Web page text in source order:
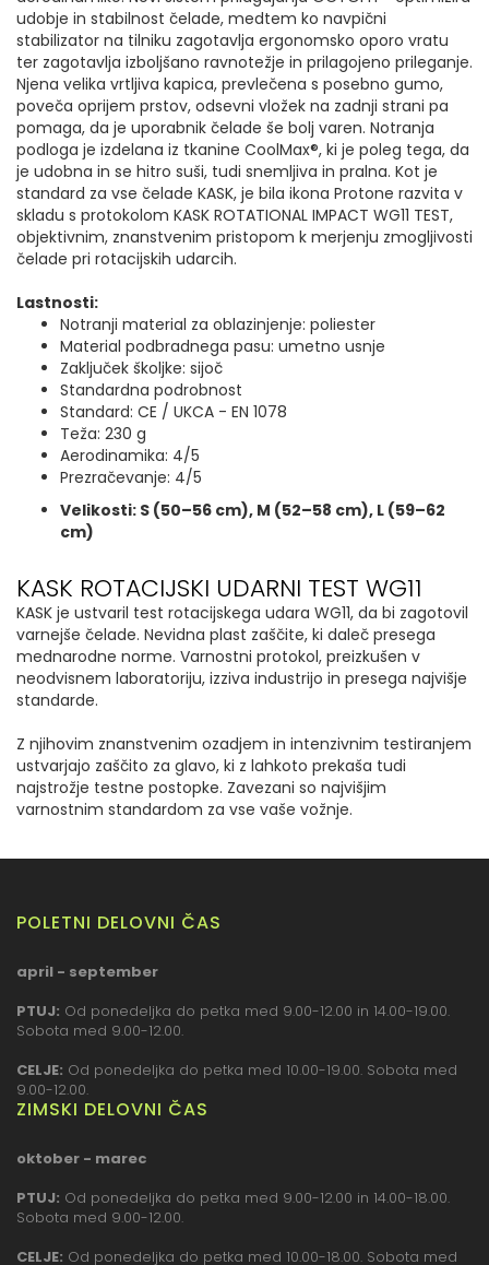
udobje in stabilnost čelade, medtem ko navpični
stabilizator na tilniku zagotavlja ergonomsko oporo vratu
ter zagotavlja izboljšano ravnotežje in prilagojeno prileganje.
Njena velika vrtljiva kapica, prevlečena s posebno gumo,
poveča oprijem prstov, odsevni vložek na zadnji strani pa
pomaga, da je uporabnik čelade še bolj varen. Notranja
podloga je izdelana iz tkanine CoolMax®, ki je poleg tega, da
je udobna in se hitro suši, tudi snemljiva in pralna. Kot je
standard za vse čelade KASK, je bila ikona Protone razvita v
skladu s protokolom KASK ROTATIONAL IMPACT WG11 TEST,
objektivnim, znanstvenim pristopom k merjenju zmogljivosti
čelade pri rotacijskih udarcih.
Lastnosti:
Notranji material za oblazinjenje: poliester
Material podbradnega pasu: umetno usnje
Zaključek školjke: sijoč
Standardna podrobnost
Standard: CE / UKCA - EN 1078
Teža: 230 g
Aerodinamika: 4/5
Prezračevanje: 4/5
Velikosti: S (50–56 cm), M (52–58 cm), L (59–62
cm)
KASK ROTACIJSKI UDARNI TEST WG11
KASK je ustvaril test rotacijskega udara WG11, da bi zagotovil
varnejše čelade. Nevidna plast zaščite, ki daleč presega
mednarodne norme. Varnostni protokol, preizkušen v
neodvisnem laboratoriju, izziva industrijo in presega najvišje
standarde.
Z njihovim znanstvenim ozadjem in intenzivnim testiranjem
ustvarjajo zaščito za glavo, ki z lahkoto prekaša tudi
najstrožje testne postopke. Zavezani so najvišjim
varnostnim standardom za vse vaše vožnje.
POLETNI DELOVNI ČAS
april - september
PTUJ: Od ponedeljka do petka med 9.00-12.00 in 14.00-19.00.
Sobota med 9.00-12.00.
CELJE: Od ponedeljka do petka med 10.00-19.00. Sobota med
9.00-12.00.
ZIMSKI DELOVNI ČAS
oktober - marec
PTUJ: Od ponedeljka do petka med 9.00-12.00 in 14.00-18.00.
Sobota med 9.00-12.00.
CELJE: Od ponedeljka do petka med 10.00-18.00. Sobota med